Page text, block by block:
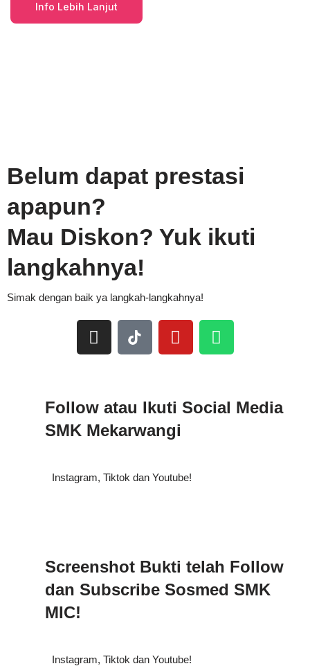
Info Lebih Lanjut
Belum dapat prestasi
apapun?
Mau Diskon? Yuk ikuti
langkahnya!
Simak dengan baik ya langkah-langkahnya!
Follow atau Ikuti Social Media
SMK Mekarwangi
Instagram, Tiktok dan Youtube!
Screenshot Bukti telah Follow
dan Subscribe Sosmed SMK
MIC!
Instagram, Tiktok dan Youtube!